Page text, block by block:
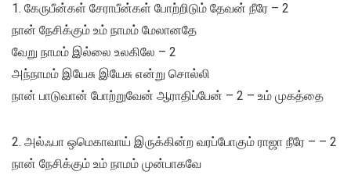
1. கேருபீன்கள் சேராபீன்கள் போற்றிடும் தேவன் நீரே – 2
நான் நேசிக்கும் உம் நாமம் மேலானதே
வேறு நாமம் இல்லை உலகிலே – 2
அந்நாமம் இயேசு இயேசு என்று சொல்லி
நான் பாடுவான் போற்றுவேன் ஆராதிப்பேன் – 2 – உம் முகத்தை
2. அல்ஃபா ஒமெகாவாய் இருக்கின்ற வரப்போகும் ராஜா நீரே – – 2
நான் நேசிக்கும் உம் நாமம் முன்பாகவே